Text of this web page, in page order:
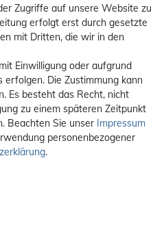
Zugriffe auf unsere Website zu
erfolgt erst durch gesetzte
mit Dritten, die wir in den
Einwilligung oder aufgrund
Die Zustimmung kann
Es besteht das Recht, nicht
zu einem späteren Zeitpunkt
Beachten Sie unser Impressum
personenbezogener
.